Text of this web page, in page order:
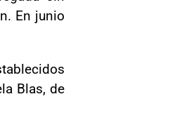
En junio
Blas, de